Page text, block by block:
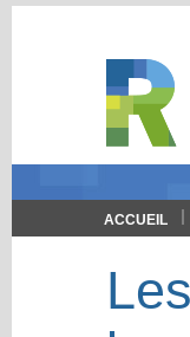
ACCUEIL